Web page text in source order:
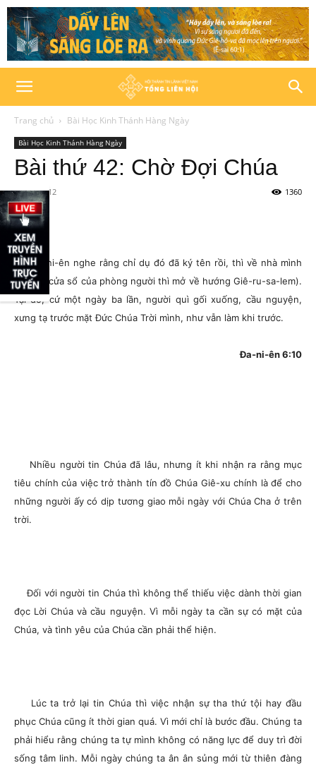
Trang chủ Bài Học Kinh Thánh Hàng Ngày
Bài Học Kinh Thánh Hàng Ngày
Bài thứ 42: Chờ Đợi Chúa
11/02/2012 1360
Khi Đa-ni-ên nghe rằng chỉ dụ đó đã ký tên rồi, thì về nhà mình
(những cửa sổ của phòng người thì mở về hướng Giê-ru-sa-lem).
Tại đó, cứ một ngày ba lần, người quì gối xuống, cầu nguyện,
xưng tạ trước mặt Đức Chúa Trời mình, như vẫn làm khi trước.
Đa-ni-ên 6:10
Nhiều người tin Chúa đã lâu, nhưng ít khi nhận ra rằng mục
tiêu chính của việc trở thành tín đồ Chúa Giê-xu chính là để cho
những người ấy có dịp tương giao mỗi ngày với Chúa Cha ở trên
trời.
Đối với người tin Chúa thì không thể thiếu việc dành thời gian
đọc Lời Chúa và cầu nguyện. Vì mỗi ngày ta cần sự có mặt của
Chúa, và tình yêu của Chúa cần phải thể hiện.
Lúc ta trở lại tin Chúa thì việc nhận sự tha thứ tội hay đầu
phục Chúa cũng ít thời gian quá. Vì mới chỉ là bước đầu. Chúng ta
phải hiểu rằng chúng ta tự mình không có năng lực để duy trì đời
sống tâm linh. Mỗi ngày chúng ta ân ân sủng mới từ thiên đàng